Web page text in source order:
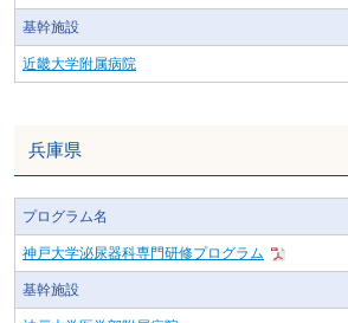
基幹施設
近畿大学附属病院
兵庫県
プログラム名
神戸大学泌尿器科専門研修プログラム
基幹施設